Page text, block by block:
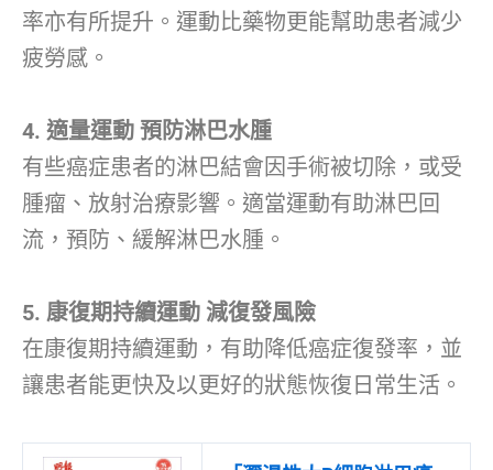
率亦有所提升。運動比藥物更能幫助患者減少
疲勞感。
4. 適量運動 預防淋巴水腫
有些癌症患者的淋巴結會因手術被切除，或受
腫瘤、放射治療影響。適當運動有助淋巴回
流，預防、緩解淋巴水腫。
5. 康復期持續運動 減復發風險
在康復期持續運動，有助降低癌症復發率，並
讓患者能更快及以更好的狀態恢復日常生活。